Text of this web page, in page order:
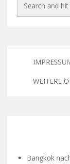
WEITERE
Bangkok